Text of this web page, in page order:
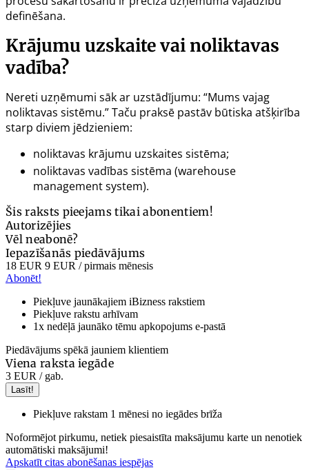
definēšana.
Krājumu uzskaite vai noliktavas
vadība?
Nereti uzņēmumi sāk ar uzstādījumu: “Mums vajag
noliktavas sistēmu.” Taču praksē pastāv būtiska atšķirība
starp diviem jēdzieniem:
noliktavas krājumu uzskaites sistēma;
noliktavas vadības sistēma (warehouse
management system).
Šis raksts pieejams tikai abonentiem!
Autorizējies
Vēl neabonē?
Iepazīšanās piedāvājums
18 EUR 9 EUR / pirmais mēnesis
Abonēt!
Piekļuve jaunākajiem iBizness rakstiem
Piekļuve rakstu arhīvam
1x nedēļā jaunāko tēmu apkopojums e-pastā
Piedāvājums spēkā jauniem klientiem
Viena raksta iegāde
3 EUR / gab.
Lasīt!
Piekļuve rakstam 1 mēnesi no iegādes brīža
Noformējot pirkumu, netiek piesaistīta maksājumu karte un nenotiek
automātiski maksājumi!
Apskatīt citas abonēšanas iespējas